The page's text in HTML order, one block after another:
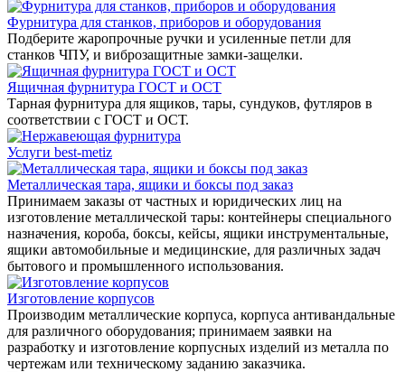
Фурнитура для станков, приборов и оборудования
Подберите жаропрочные ручки и усиленные петли для
станков ЧПУ, и виброзащитные замки-защелки.
Ящичная фурнитура ГОСТ и ОСТ
Тарная фурнитура для ящиков, тары, сундуков, футляров в
соответствии с ГОСТ и ОСТ.
Услуги best-metiz
Металлическая тара, ящики и боксы под заказ
Принимаем заказы от частных и юридических лиц на
изготовление металлической тары: контейнеры специального
назначения, короба, боксы, кейсы, ящики инструментальные,
ящики автомобильные и медицинские, для различных задач
бытового и промышленного использования.
Изготовление корпусов
Производим металлические корпуса, корпуса антивандальные
для различного оборудования; принимаем заявки на
разработку и изготовление корпусных изделий из металла по
чертежам или техническому заданию заказчика.